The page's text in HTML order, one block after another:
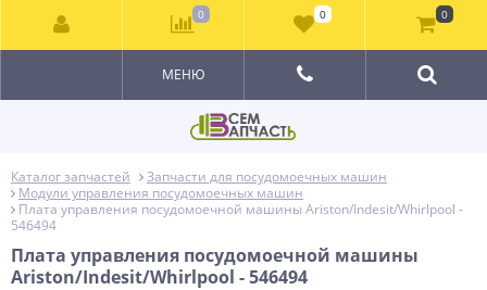
МЕНЮ
Каталог запчастей
Запчасти для посудомоечных машин
Модули управления посудомоечных машин
Плата управления посудомоечной машины Ariston/Indesit/Whirlpool -
546494
Плата управления посудомоечной машины
Ariston/Indesit/Whirlpool - 546494
0 0 0